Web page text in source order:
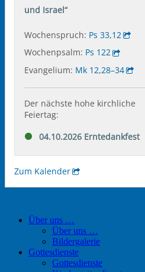
Über uns …
Über uns …
Bildergalerie
Gottesdienste
Gottesdienste